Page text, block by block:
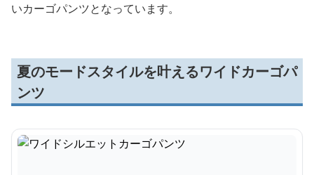
いカーゴパンツとなっています。
夏のモードスタイルを叶えるワイドカーゴパ
ンツ